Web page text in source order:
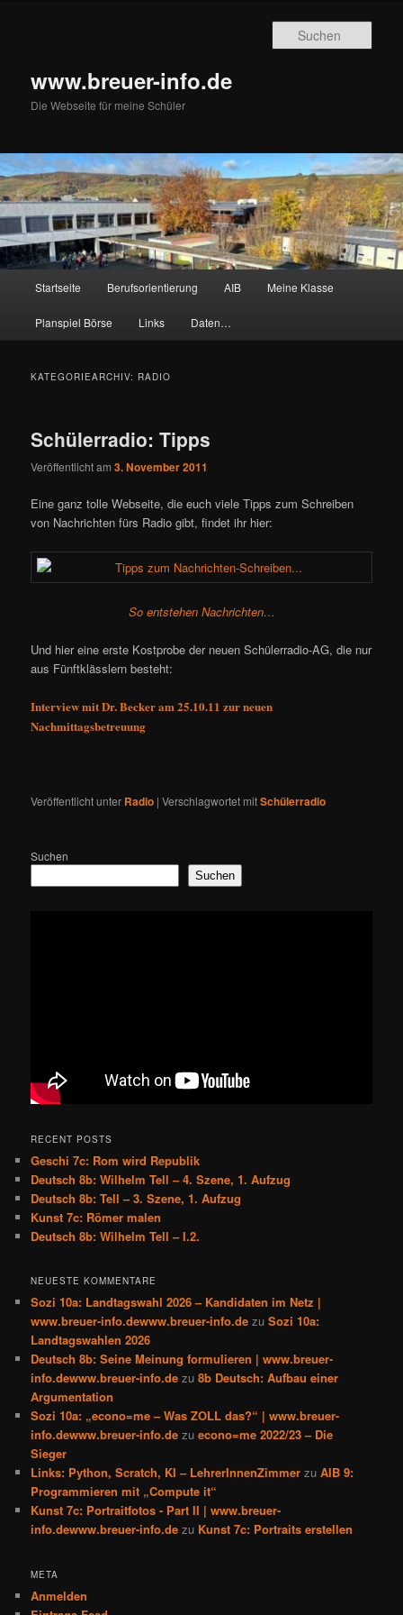
www.breuer-info.de
Die Webseite für meine Schüler
Startseite Berufsorientierung AIB Meine Klasse
Planspiel Börse Links Daten…
KATEGORIEARCHIV: RADIO
Schülerradio: Tipps
Veröffentlicht am3. November 2011
Eine ganz tolle Webseite, die euch viele Tipps zum Schreiben
von Nachrichten fürs Radio gibt, findet ihr hier:
So entstehen Nachrichten…
Und hier eine erste Kostprobe der neuen Schülerradio-AG, die nur
aus Fünftklässlern besteht:
Interview mit Dr. Becker am 25.10.11 zur neuen
Nachmittagsbetreuung
Veröffentlicht unter Radio |Verschlagwortet mitSchülerradio
Suchen
Suchen
RECENT POSTS
Geschi 7c: Rom wird Republik
Deutsch 8b: Wilhelm Tell – 4. Szene, 1. Aufzug
Deutsch 8b: Tell – 3. Szene, 1. Aufzug
Kunst 7c: Römer malen
Deutsch 8b: Wilhelm Tell – I.2.
NEUESTE KOMMENTARE
Sozi 10a: Landtagswahl 2026 – Kandidaten im Netz |
www.breuer-info.dewww.breuer-info.de zuSozi 10a:
Landtagswahlen 2026
Deutsch 8b: Seine Meinung formulieren | www.breuer-
info.dewww.breuer-info.de zu8b Deutsch: Aufbau einer
Argumentation
Sozi 10a: „econo=me – Was ZOLL das?“ | www.breuer-
info.dewww.breuer-info.de zuecono=me 2022/23 – Die
Sieger
Links: Python, Scratch, KI – LehrerInnenZimmer zuAIB 9:
Programmieren mit „Compute it“
Kunst 7c: Portraitfotos - Part II | www.breuer-
info.dewww.breuer-info.de zu Kunst 7c: Portraits erstellen
META
Anmelden